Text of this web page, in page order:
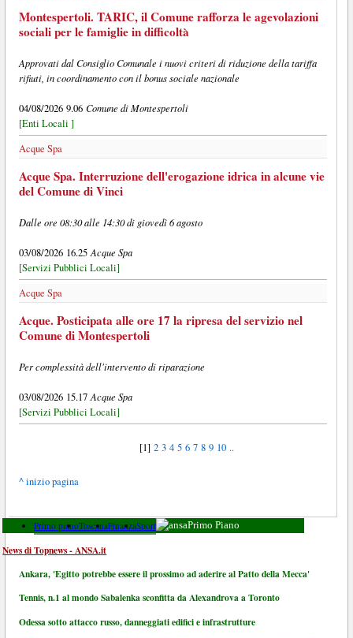
Montespertoli. TARIC, il Comune rafforza le agevolazioni
sociali per le famiglie in difficoltà
Approvati dal Consiglio Comunale i nuovi criteri di riduzione della tariffa
rifiuti, in coordinamento con il bonus sociale nazionale
04/08/2026 9.06 Comune di Montespertoli
[Enti Locali ]
Acque Spa
Acque Spa. Interruzione dell'erogazione idrica in alcune vie
del Comune di Vinci
Dalle ore 08:30 alle 14:30 di giovedì 6 agosto
03/08/2026 16.25Acque Spa
[Servizi Pubblici Locali]
Acque Spa
Acque. Posticipata alle ore 17 la ripresa del servizio nel
Comune di Montespertoli
Per complessità dell'intervento di riparazione
03/08/2026 15.17Acque Spa
[Servizi Pubblici Locali]
[1]2 3 4 5 6 7 8 9 10 ..
^ inizio pagina
Primo pianoToscanaFinanzaSport Primo Piano
News di Topnews - ANSA.it
Ankara, 'Egitto potrebbe essere il prossimo ad aderire al Patto della Mecca'
Tennis, n.1 al mondo Sabalenka sconfitta da Alexandrova a Toronto
Odessa sotto attacco russo, danneggiati edifici e infrastrutture